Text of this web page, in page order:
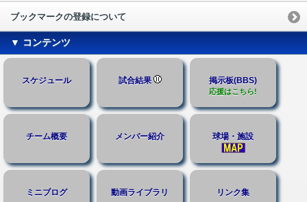
ブックマークの登録について
▼ コンテンツ
スケジュール 試合結果 掲示板(BBS)
応援はこちら!
チーム概要 メンバー紹介 球場・施設
ミニブログ 動画ライブラリ リンク集